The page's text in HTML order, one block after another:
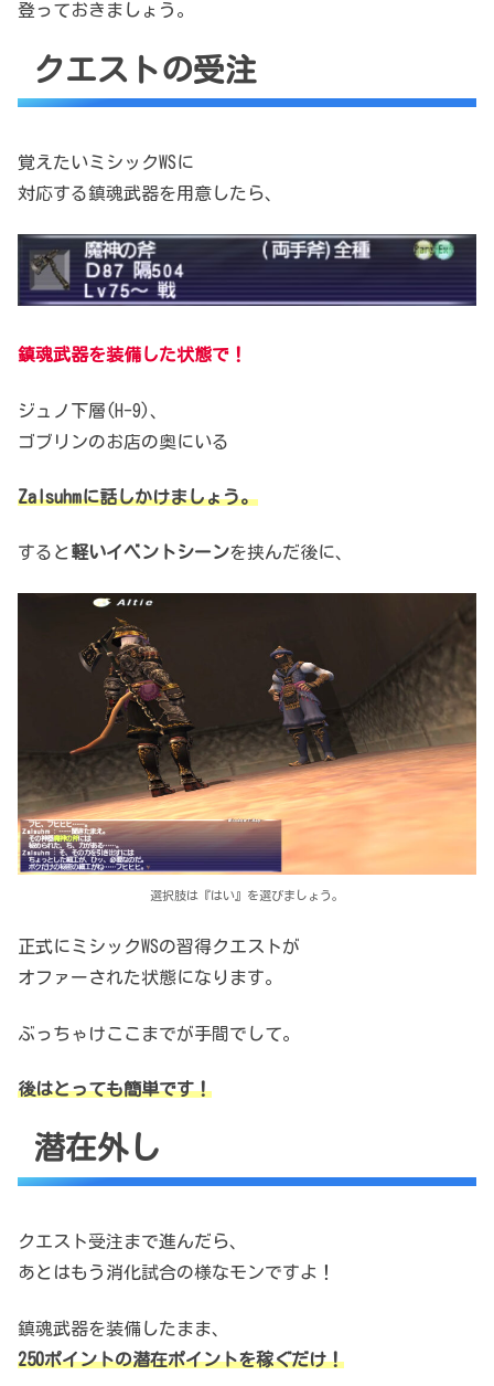
登っておきましょう。
クエストの受注
覚えたいミシックWSに
対応する鎮魂武器を用意したら、
鎮魂武器を装備した状態で！
ジュノ下層(H-9)、
ゴブリンのお店の奥にいる
Zalsuhmに話しかけましょう。
すると 軽いイベントシーンを挟んだ後に、
選択肢は『はい』を選びましょう。
正式にミシックWSの習得クエストが
オファーされた状態になります。
ぶっちゃけここまでが手間でして。
後はとっても簡単です！
潜在外し
クエスト受注まで進んだら、
あとはもう消化試合の様なモンですよ！
鎮魂武器を装備したまま、
250ポイントの潜在ポイントを稼ぐだけ！